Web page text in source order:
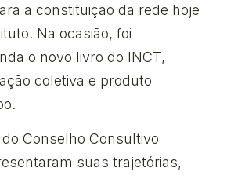
a constituição da rede hoje
Na ocasião, foi
o novo livro do INCT,
coletiva e produto
Conselho Consultivo
suas trajetórias,